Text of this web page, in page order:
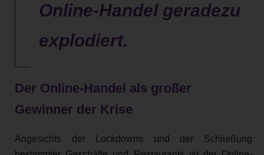
Online-Handel geradezu
explodiert.
Der Online-Handel als großer
Gewinner der Krise
Angesichts der Lockdowns und der Schließung